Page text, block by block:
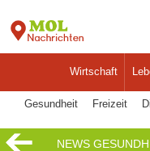
Wirtschaft
Gesundheit Freizeit
NEWS